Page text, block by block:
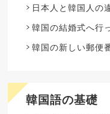
日本人と韓国人の
韓国の結婚式へ行
韓国の新しい郵便
韓国語の基礎